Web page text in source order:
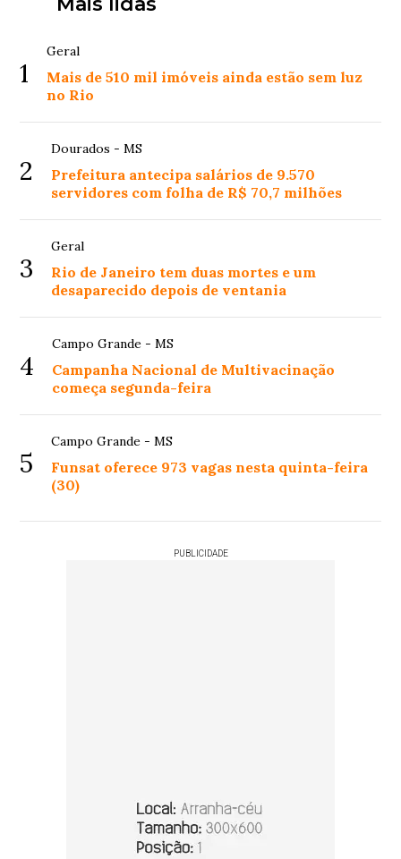
1
Geral
Mais de 510 mil imóveis ainda estão sem luz
no Rio
2
Dourados - MS
Prefeitura antecipa salários de 9.570
servidores com folha de R$ 70,7 milhões
3
Geral
Rio de Janeiro tem duas mortes e um
desaparecido depois de ventania
4
Campo Grande - MS
Campanha Nacional de Multivacinação
começa segunda-feira
5
Campo Grande - MS
Funsat oferece 973 vagas nesta quinta-feira
(30)
PUBLICIDADE